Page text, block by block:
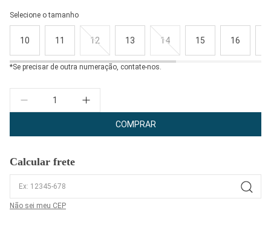
Selecione o tamanho
10 11 12 13 14 15 16
*Se precisar de outra numeração, contate-nos.
Quantidade
COMPRAR
Calcular frete
Não sei meu CEP